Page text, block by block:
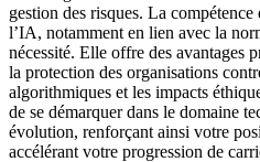
gestion des risques. La
l’IA, notamment en lien avec la
nécessité. Elle offre des avantages
la protection des organisations
algorithmiques et les impacts
de se démarquer dans le domaine
évolution, renforçant ainsi votre
accélérant votre progression de